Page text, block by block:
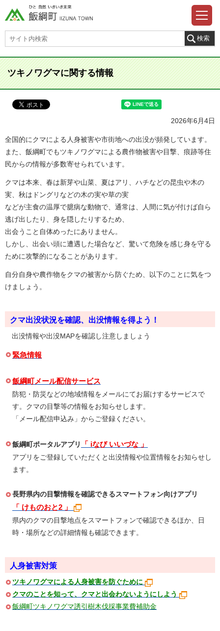
ツキノワグマに関する情報
2026年6月4日
全国的にクマによる人身被害や市街地への出没が頻発しています。
また、飯綱町でもツキノワグマによる農作物被害や目撃、痕跡等住
民からの情報が多数寄せられています。
クマは本来、春は新芽や山菜、夏はアリ、ハチなどの昆虫や木の
実、秋はドングリなどの木の実や草の実
などが主食の温厚で臆病な動物で、通常は、人間に気が付けば自ら
逃げ出したり、身を隠したりするため、
出会うこと自体めったにありません。
しかし、出会い頭に遭遇した場合など、驚いて危険を感じ身を守る
ために攻撃的になることがあります。
自分自身や農作物をクマの被害から防ぐため、以下のことに気をつ
けましょう。
クマ出没状況を確認、出没情報を得よう！
出没情報や出没MAPを確認し注意しましょう
緊急情報
飯綱町メール配信サービス
防犯・防災などの地域情報をメールにてお届けするサービスで
す。クマの目撃等の情報をお知らせします。
「メール配信申込み」からご登録ください。
飯綱町ポータルアプリ 「 iなび いいづな 」
アプリをご登録していただくと出没情報や位置情報をお知らせし
ます。
長野県内の目撃情報を確認できるスマートフォン向けアプリ
「 けものおと2 」
県内のクマの目撃地点をスマートフォンで確認できるほか、日
時・場所などの詳細情報も確認できます。
人身被害対策
ツキノワグマによる人身被害を防ぐために
クマのことを知って、クマと出会わないようにしよう
飯綱町ツキノワグマ誘引樹木伐採事業費補助金